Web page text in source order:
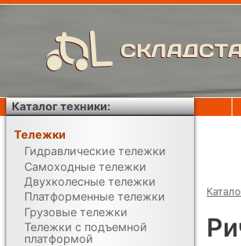
Каталог техники:
Тележки
Гидравлические тележки
Самоходные тележки
Двухколесные тележки
Платформенные тележки
Грузовые тележки
Тележки с подъемной
платформой